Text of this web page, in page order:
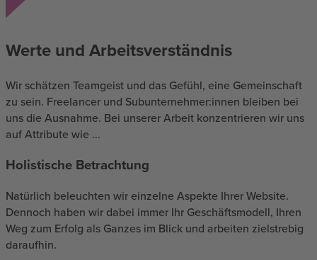
Werte und Arbeitsverständnis
Wir schätzen Teamgeist und das Gefühl, eine Gemeinschaft
zu sein. Freelancer und Subunternehmer:innen bleiben bei
uns die Ausnahme. Bei unserer Arbeit konzentrieren wir uns
auf Attribute wie ...
Holistische Betrachtung
Natürlich beleuchten wir einzelne Aspekte Ihrer Website.
Dennoch haben wir dabei immer Ihr Geschäftsmodell, Ihren
Weg zum Erfolg als Ganzes im Blick und arbeiten zielstrebig
daraufhin.